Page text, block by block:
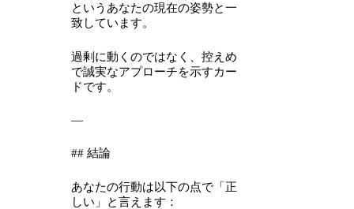
というあなたの現在の姿勢と一
致しています。
過剰に動くのではなく、控えめ
で誠実なアプローチを示すカー
ドです。
—
## 結論
あなたの行動は以下の点で「正
しい」と言えます：